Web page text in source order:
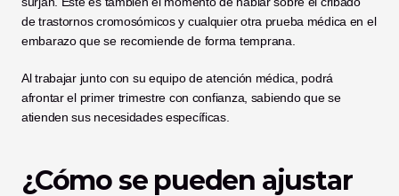
de trastornos cromosómicos y cualquier otra prueba médica en el
embarazo que se recomiende de forma temprana.
Al trabajar junto con su equipo de atención médica, podrá
afrontar el primer trimestre con confianza, sabiendo que se
atienden sus necesidades específicas.
¿Cómo se pueden ajustar